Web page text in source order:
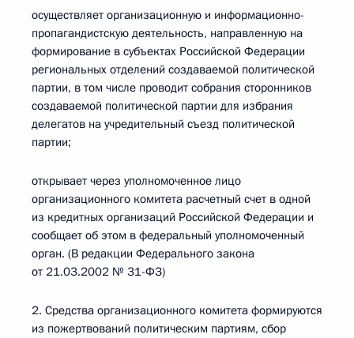
осуществляет организационную и информационно-
пропагандистскую деятельность, направленную на
формирование в субъектах Российской Федерации
региональных отделений создаваемой политической
партии, в том числе проводит собрания сторонников
создаваемой политической партии для избрания
делегатов на учредительный съезд политической
партии;
открывает через уполномоченное лицо
организационного комитета расчетный счет в одной
из кредитных организаций Российской Федерации и
сообщает об этом в федеральный уполномоченный
орган. (В редакции Федерального закона
от 21.03.2002 № 31-ФЗ)
2. Средства организационного комитета формируются
из пожертвований политическим партиям, сбор